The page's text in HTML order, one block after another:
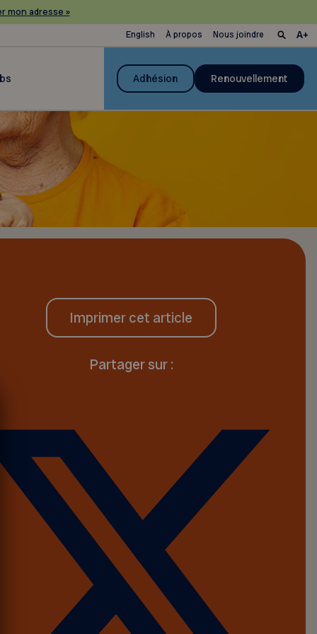
mon adresse »
English À propos Nous joindre
Adhésion Renouvellement
Imprimer cet article
Partager sur :